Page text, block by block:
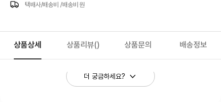
택배사/배송비 /배송비 원
상품상세 상품리뷰() 상품문의 배송정보
더 궁금하세요?